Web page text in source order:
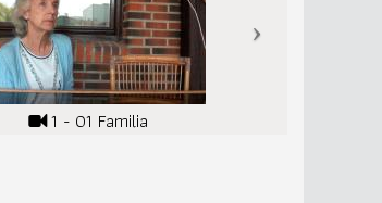
1 - 01 Familia